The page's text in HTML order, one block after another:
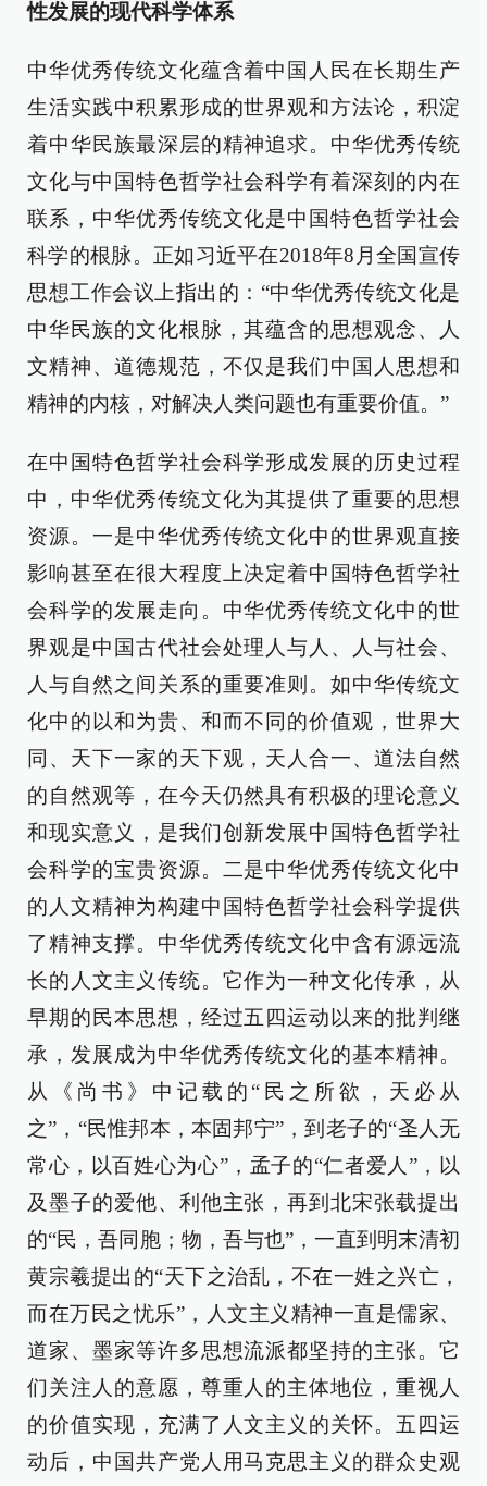
性发展的现代科学体系
中华优秀传统文化蕴含着中国人民在长期生产
生活实践中积累形成的世界观和方法论，积淀
着中华民族最深层的精神追求。中华优秀传统
文化与中国特色哲学社会科学有着深刻的内在
联系，中华优秀传统文化是中国特色哲学社会
科学的根脉。正如习近平在2018年8月全国宣传
思想工作会议上指出的：“中华优秀传统文化是
中华民族的文化根脉，其蕴含的思想观念、人
文精神、道德规范，不仅是我们中国人思想和
精神的内核，对解决人类问题也有重要价值。”
在中国特色哲学社会科学形成发展的历史过程
中，中华优秀传统文化为其提供了重要的思想
资源。一是中华优秀传统文化中的世界观直接
影响甚至在很大程度上决定着中国特色哲学社
会科学的发展走向。中华优秀传统文化中的世
界观是中国古代社会处理人与人、人与社会、
人与自然之间关系的重要准则。如中华传统文
化中的以和为贵、和而不同的价值观，世界大
同、天下一家的天下观，天人合一、道法自然
的自然观等，在今天仍然具有积极的理论意义
和现实意义，是我们创新发展中国特色哲学社
会科学的宝贵资源。二是中华优秀传统文化中
的人文精神为构建中国特色哲学社会科学提供
了精神支撑。中华优秀传统文化中含有源远流
长的人文主义传统。它作为一种文化传承，从
早期的民本思想，经过五四运动以来的批判继
承，发展成为中华优秀传统文化的基本精神。
从《尚书》中记载的“民之所欲，天必从
之”，“民惟邦本，本固邦宁”，到老子的“圣人无
常心，以百姓心为心”，孟子的“仁者爱人”，以
及墨子的爱他、利他主张，再到北宋张载提出
的“民，吾同胞；物，吾与也”，一直到明末清初
黄宗羲提出的“天下之治乱，不在一姓之兴亡，
而在万民之忧乐”，人文主义精神一直是儒家、
道家、墨家等许多思想流派都坚持的主张。它
们关注人的意愿，尊重人的主体地位，重视人
的价值实现，充满了人文主义的关怀。五四运
动后，中国共产党人用马克思主义的群众史观